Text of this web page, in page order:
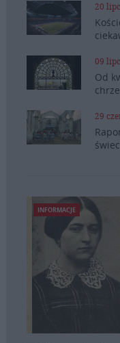
20
09
Od
29
INFORMACJE